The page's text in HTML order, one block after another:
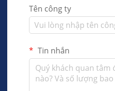
Tên công ty
Tin nhắn